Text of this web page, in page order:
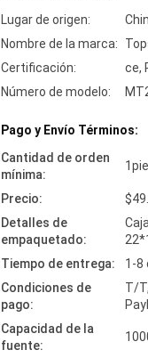
Lugar de origen:
Nombre de la marca:
Certificación:
ce,
Número de modelo:
Pago y Envío Términos:
Cantidad de orden
mínima:
Precio:
Detalles de
empaquetado:
Tiempo de entrega:
1-8
Condiciones de
pago:
T/
Capacidad de la
fuente: